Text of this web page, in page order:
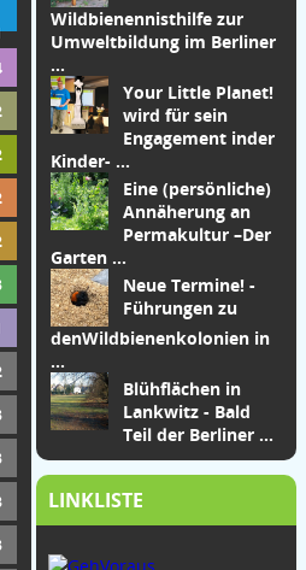
Wildbienennisthilfe zur
Umweltbildung im Berliner
...
Your Little Planet!
wird für sein
Engagement inder
Kinder- ...
Eine (persönliche)
Annäherung an
Permakultur –Der
Garten ...
Neue Termine! -
Führungen zu
denWildbienenkolonien in
...
Blühflächen in
Lankwitz - Bald
Teil der Berliner ...
LINKLISTE